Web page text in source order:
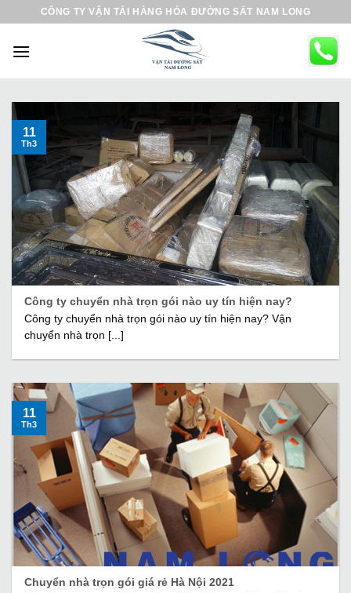
CÔNG TY VẬN TẢI HÀNG HÓA ĐƯỜNG SẮT NAM LONG
Công ty chuyển nhà trọn gói nào uy tín hiện nay?
Công ty chuyển nhà trọn gói nào uy tín hiện nay? Vận
chuyển nhà trọn [...]
11
Th3
Chuyển nhà trọn gói giá rẻ Hà Nội 2021
11
Th3